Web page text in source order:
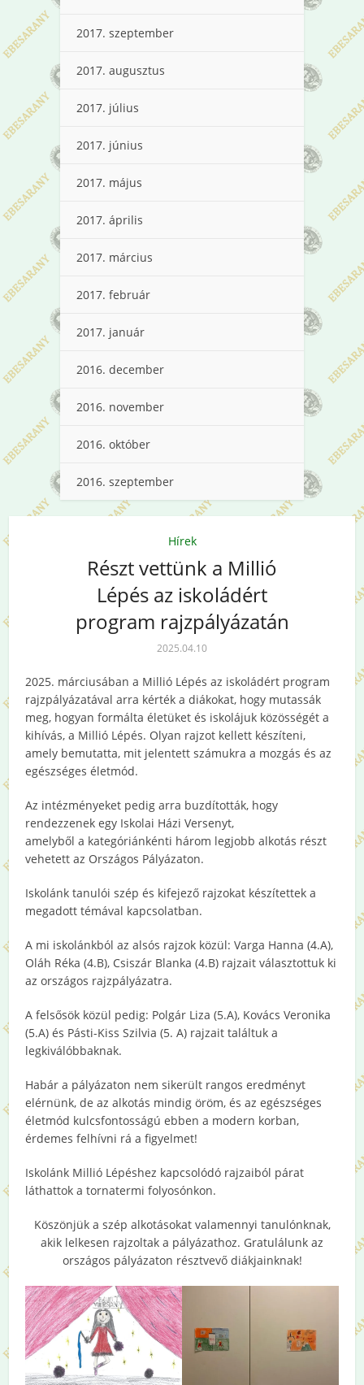
2017. szeptember
2017. augusztus
2017. július
2017. június
2017. május
2017. április
2017. március
2017. február
2017. január
2016. december
2016. november
2016. október
2016. szeptember
Hírek
Részt vettünk a Millió
Lépés az iskoládért
program rajzpályázatán
2025.04.10
2025. márciusában a Millió Lépés az iskoládért program
rajzpályázatával arra kérték a diákokat, hogy mutassák
meg, hogyan formálta életüket és iskolájuk közösségét a
kihívás, a Millió Lépés. Olyan rajzot kellett készíteni,
amely bemutatta, mit jelentett számukra a mozgás és az
egészséges életmód.
Az intézményeket pedig arra buzdították, hogy
rendezzenek egy Iskolai Házi Versenyt,
amelyből a kategóriánkénti három legjobb alkotás részt
vehetett az Országos Pályázaton.
Iskolánk tanulói szép és kifejező rajzokat készítettek a
megadott témával kapcsolatban.
A mi iskolánkból az alsós rajzok közül: Varga Hanna (4.A),
Oláh Réka (4.B), Csiszár Blanka (4.B) rajzait választottuk ki
az országos rajzpályázatra.
A felsősök közül pedig: Polgár Liza (5.A), Kovács Veronika
(5.A) és Pásti-Kiss Szilvia (5. A) rajzait találtuk a
legkiválóbbaknak.
Habár a pályázaton nem sikerült rangos eredményt
elérnünk, de az alkotás mindig öröm, és az egészséges
életmód kulcsfontosságú ebben a modern korban,
érdemes felhívni rá a figyelmet!
Iskolánk Millió Lépéshez kapcsolódó rajzaiból párat
láthattok a tornatermi folyosónkon.
Köszönjük a szép alkotásokat valamennyi tanulónknak,
akik lelkesen rajzoltak a pályázathoz. Gratulálunk az
országos pályázaton résztvevő diákjainknak!